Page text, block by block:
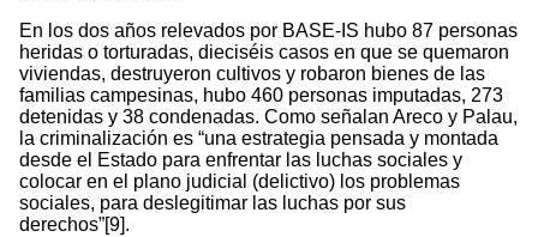
En los dos años relevados por BASE-IS hubo 87 personas
heridas o torturadas, dieciséis casos en que se quemaron
viviendas, destruyeron cultivos y robaron bienes de las
familias campesinas, hubo 460 personas imputadas, 273
detenidas y 38 condenadas. Como señalan Areco y Palau,
la criminalización es “una estrategia pensada y montada
desde el Estado para enfrentar las luchas sociales y
colocar en el plano judicial (delictivo) los problemas
sociales, para deslegitimar las luchas por sus
derechos”[9].